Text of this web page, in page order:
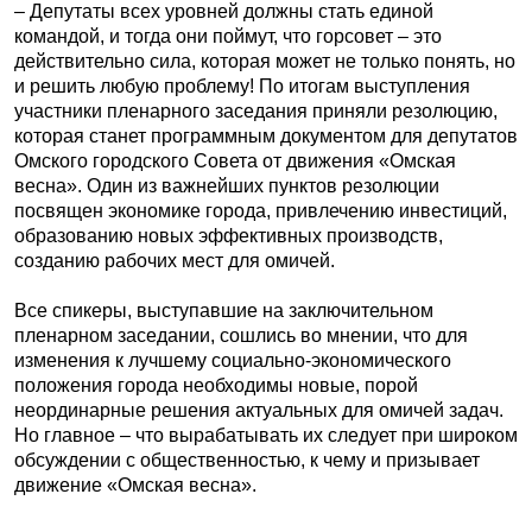
– Депутаты всех уровней должны стать единой
командой, и тогда они поймут, что горсовет – это
действительно сила, которая может не только понять, но
и решить любую проблему! По итогам выступления
участники пленарного заседания приняли резолюцию,
которая станет программным документом для депутатов
Омского городского Совета от движения «Омская
весна». Один из важнейших пунктов резолюции
посвящен экономике города, привлечению инвестиций,
образованию новых эффективных производств,
созданию рабочих мест для омичей.
Все спикеры, выступавшие на заключительном
пленарном заседании, сошлись во мнении, что для
изменения к лучшему социально-экономического
положения города необходимы новые, порой
неординарные решения актуальных для омичей задач.
Но главное – что вырабатывать их следует при широком
обсуждении с общественностью, к чему и призывает
движение «Омская весна».